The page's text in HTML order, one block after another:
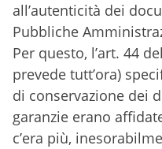
all’autenticità dei
Pubbliche
Per questo, l’art. 44
prevede tutt’ora)
di conservazione dei
garanzie erano
c’era più,